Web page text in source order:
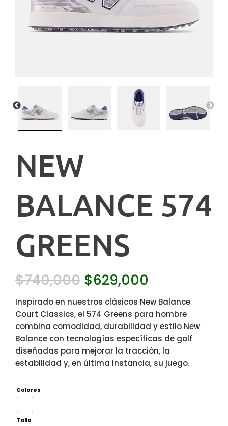
NEW
BALANCE 574
GREENS
$740,000 $629,000
Inspirado en nuestros clásicos New Balance
Court Classics, el 574 Greens para hombre
combina comodidad, durabilidad y estilo New
Balance con tecnologías específicas de golf
diseñadas para mejorar la tracción, la
estabilidad y, en última instancia, su juego.
Colores
Talla